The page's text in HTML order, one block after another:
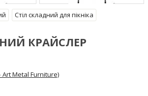
Стіл складний для пікніка
КРАЙСЛЕР
Metal Furniture)